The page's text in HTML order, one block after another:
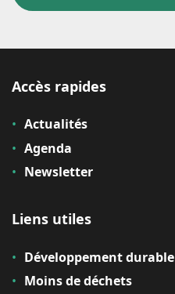
Accès rapides
Actualités
Agenda
Newsletter
Liens utiles
Développement durable
Moins de déchets